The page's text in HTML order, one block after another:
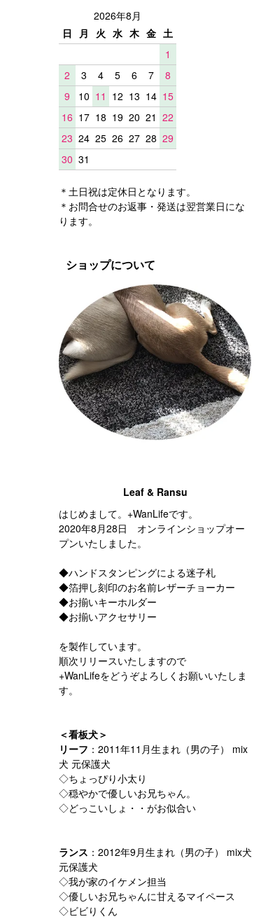
2026年8月
日
月 火 水 木 金 土
1
2
3 4 5 6 7
8
9
10 11 12 13 14 15
16 17 18 19 20 21 22
23 24 25 26 27 28 29
30 31
＊土日祝は定休日となります。
＊お問合せのお返事・発送は翌営業日にな
ります。
ショップについて
Leaf & Ransu
はじめまして。+WanLifeです。
2020年8月28日 オンラインショップオー
プンいたしました。
◆ハンドスタンピングによる迷子札
◆箔押し刻印のお名前レザーチョーカー
◆お揃いキーホルダー
◆お揃いアクセサリー
を製作しています。
順次リリースいたしますので
+WanLifeをどうぞよろしくお願いいたしま
す。
＜看板犬＞
リーフ ：2011年11月生まれ（男の子） mix
犬 元保護犬
◇ちょっぴり小太り
◇穏やかで優しいお兄ちゃん。
◇どっこいしょ・・がお似合い
ランス ：2012年9月生まれ（男の子） mix犬
元保護犬
◇我が家のイケメン担当
◇優しいお兄ちゃんに甘えるマイペース
◇ビビりくん